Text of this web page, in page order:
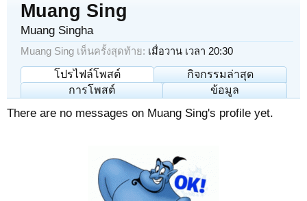
Muang Sing
Muang Singha
Muang Sing เห็นครั้งสุดท้าย: เมื่อวาน เวลา 20:30
โปรไฟล์โพสต์
กิจกรรมล่าสุด
การโพสต์
ข้อมูล
There are no messages on Muang Sing's profile yet.